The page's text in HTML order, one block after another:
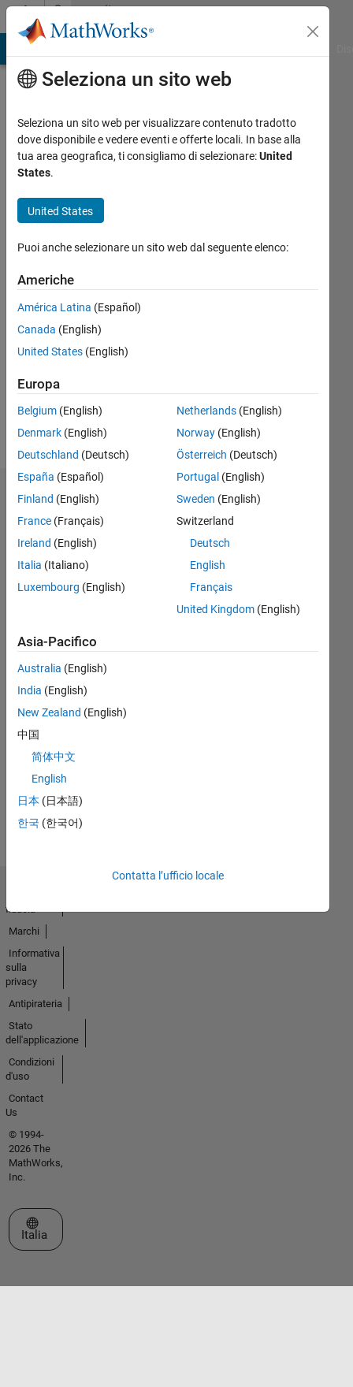
Vai al contenutoCommunity
Profile
Marcia
Bécu
Last
quasi 2
Attivo
Followers:
Follow
Badge
Marcia
Bécu's
MATLAB
First Answer
Guarda
tutto
Seleziona un sito web
Seleziona un sito web per visualizzare contenuto tradotto
dove disponibile e vedere eventi e offerte locali. In base alla
tua area geografica, ti consigliamo di selezionare:United
States.
United States
Puoi anche selezionare un sito web dal seguente elenco:
Americhe
América Latina (Español)
Canada (English)
United States (English)
Europa
Belgium (English)
Denmark (English)
Deutschland (Deutsch)
España (Español)
Finland (English)
France (Français)
Ireland (English)
Italia (Italiano)
Luxembourg (English)
Netherlands(English)
Norway(English)
Österreich (Deutsch)
Portugal (English)
Sweden (English)
Switzerland
Deutsch
English
Français
United Kingdom(English)
Asia-Pacifico
Australia (English)
India (English)
New Zealand (English)
中国
简体中文
English
日本 (日本語)
한국 (한국어)
Contatta l’ufficio locale
fiducia
Marchi
Informativa
sulla
privacy
Antipirateria
Stato
dell'applicazione
Condizioni
d'uso
Contact
Us
© 1994-
2026 The
MathWorks,
Inc.
Seleziona un sito web
Italia